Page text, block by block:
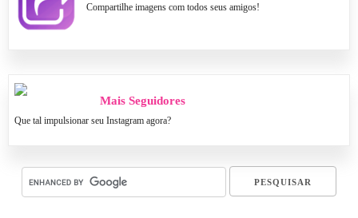
Compartilhe imagens com todos seus amigos!
Mais Seguidores
Que tal impulsionar seu Instagram agora?